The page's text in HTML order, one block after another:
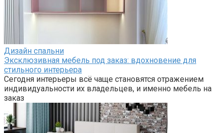
Дизайн спальни
Эксклюзивная мебель под заказ: вдохновение для
стильного интерьера
Сегодня интерьеры всё чаще становятся отражением
индивидуальности их владельцев, и именно мебель на
заказ